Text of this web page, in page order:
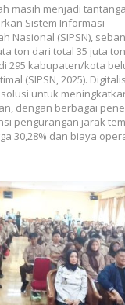
masih menjadi
Sistem Informasi
Nasional (SIPSN),
ton dari total 35 juta ton
295 kabupaten/kota
(SIPSN, 2025).
untuk
dengan berbagai
pengurangan jarak
30,28% dan biaya